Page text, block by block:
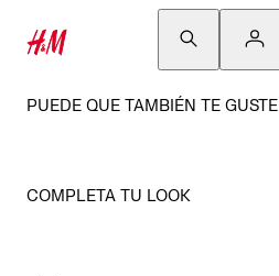
PUEDE QUE TAMBIÉN TE GUSTE
COMPLETA TU LOOK